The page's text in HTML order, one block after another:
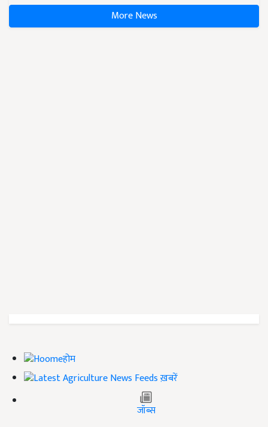
More News
होम
ख़बरें
जॉब्स